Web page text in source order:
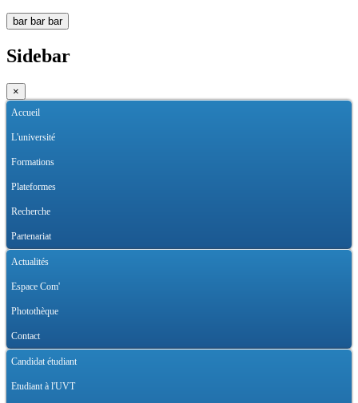
bar bar bar
Sidebar
×
Accueil
L'université
Formations
Plateformes
Recherche
Partenariat
Actualités
Espace Com'
Photothèque
Contact
Candidat étudiant
Etudiant à l'UVT